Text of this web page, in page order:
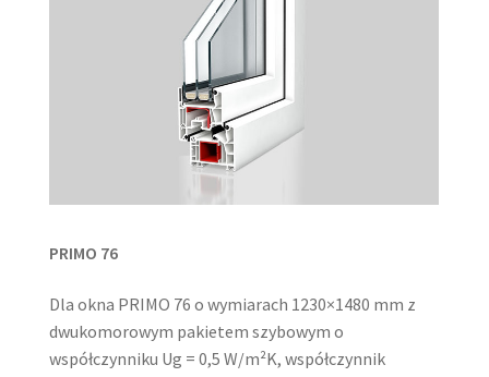
PRIMO 76
Dla okna PRIMO 76 o wymiarach 1230×1480 mm z
dwukomorowym pakietem szybowym o
współczynniku Ug = 0,5 W/m²K, współczynnik